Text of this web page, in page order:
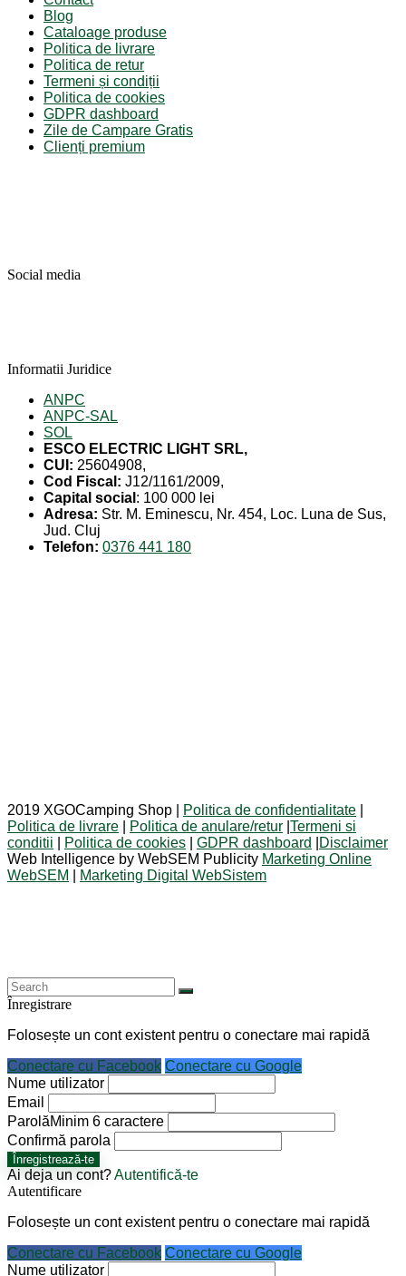
Blog
Cataloage produse
Politica de livrare
Politica de retur
Termeni și condiții
Politica de cookies
GDPR dashboard
Zile de Campare Gratis
Clienți premium
Social media
Informatii Juridice
ANPC
ANPC-SAL
SOL
ESCO ELECTRIC LIGHT SRL,
CUI: 25604908,
Cod Fiscal: J12/1161/2009,
Capital social : 100 000 lei
Adresa: Str. M. Eminescu, Nr. 454, Loc. Luna de Sus,
Jud. Cluj
Telefon: 0376 441 180
2019 XGOCamping Shop | Politica de confidentialitate
Politica de livrare
Politica de anulare/retur Termeni si
conditii
Politica de cookies GDPR dashboard
Disclaimer
Web Intelligence by WebSEM Publicity Marketing Online
WebSEM
Marketing Digital WebSistem
Înregistrare
Folosește un cont existent pentru o conectare mai rapidă
Conectare cu Facebook Conectare cu Google
Nume utilizator
Email
ParolăMinim 6 caractere
Confirmă parola
Înregistrează-te
Ai deja un cont?Autentifică-te
Autentificare
Folosește un cont existent pentru o conectare mai rapidă
Conectare cu Facebook Conectare cu Google
Nume utilizator